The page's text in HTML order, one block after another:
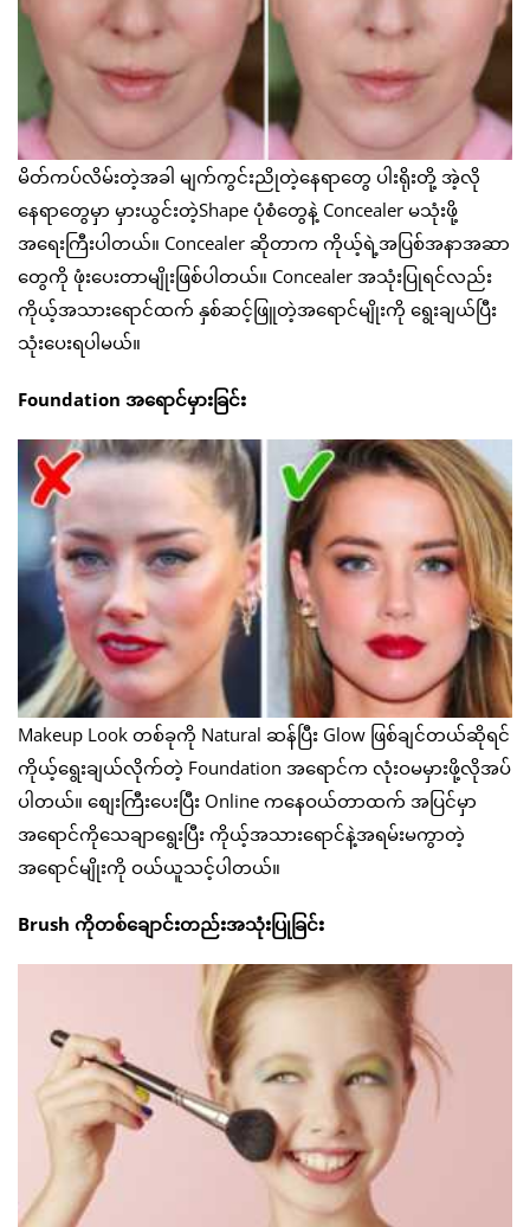
မိတ်ကပ်လိမ်းတဲ့အခါ မျက်ကွင်းညိုတဲ့နေရာတွေ ပါးရိုးတို့ အဲ့လို
နေရာတွေမှာ မှားယွင်းတဲ့Shape ပုံစံတွေနဲ့ Concealer မသုံးဖို့
အရေးကြီးပါတယ်။ Concealer ဆိုတာက ကိုယ့်ရဲ့အပြစ်အနာအဆာ
တွေကို ဖုံးပေးတာမျိုးဖြစ်ပါတယ်။ Concealer အသုံးပြုရင်လည်း
ကိုယ့်အသားရောင်ထက် နှစ်ဆင့်ဖြူတဲ့အရောင်မျိုးကို ရွေးချယ်ပြီး
သုံးပေးရပါမယ်။
Foundation အရောင်မှားခြင်း
Makeup Look တစ်ခုကို Natural ဆန်ပြီး Glow ဖြစ်ချင်တယ်ဆိုရင်
ကိုယ့်ရွေးချယ်လိုက်တဲ့ Foundation အရောင်က လုံးဝမမှားဖို့လိုအပ်
ပါတယ်။ စျေးကြီးပေးပြီး Online ကနေဝယ်တာထက် အပြင်မှာ
အရောင်ကိုသေချာရွေးပြီး ကိုယ့်အသားရောင်နဲ့အရမ်းမကွာတဲ့
အရောင်မျိုးကို ဝယ်ယူသင့်ပါတယ်။
Brush ကိုတစ်ချောင်းတည်းအသုံးပြုခြင်း